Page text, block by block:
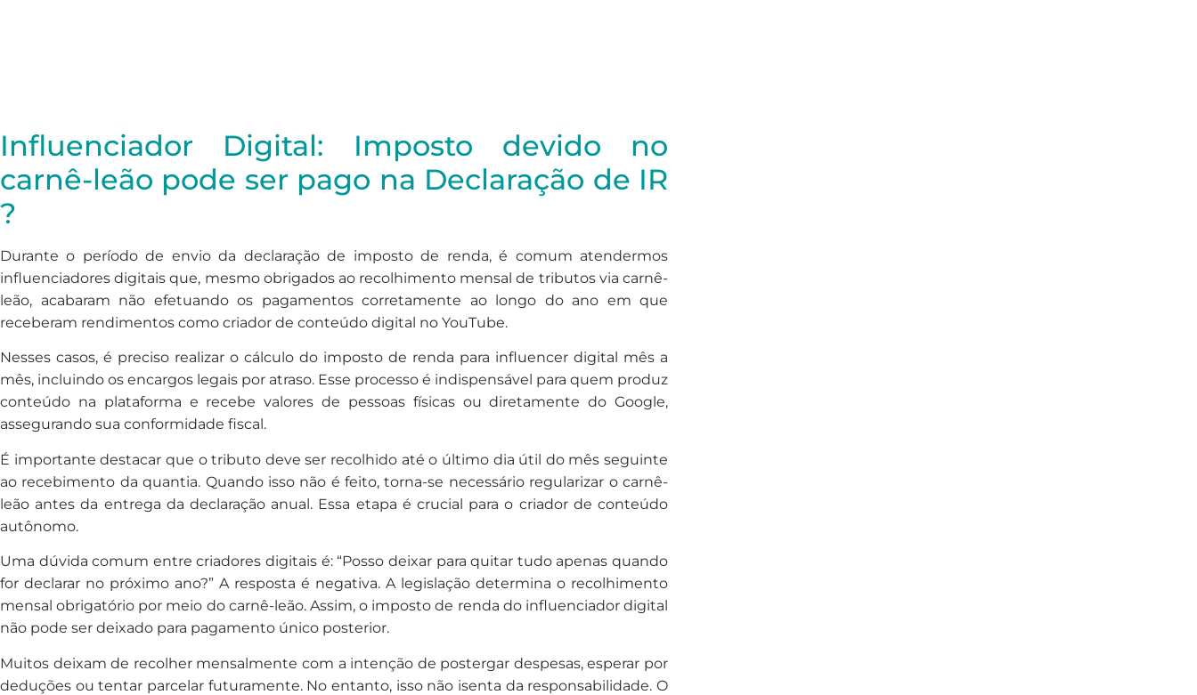
Influenciador Digital: Imposto devido no
carnê-leão pode ser pago na Declaração de IR
?
Durante o período de envio da declaração de imposto de renda, é comum atendermos
influenciadores digitais que, mesmo obrigados ao recolhimento mensal de tributos via carnê-
leão, acabaram não efetuando os pagamentos corretamente ao longo do ano em que
receberam rendimentos como criador de conteúdo digital no YouTube.
Nesses casos, é preciso realizar o cálculo do imposto de renda para influencer digital mês a
mês, incluindo os encargos legais por atraso. Esse processo é indispensável para quem produz
conteúdo na plataforma e recebe valores de pessoas físicas ou diretamente do Google,
assegurando sua conformidade fiscal.
É importante destacar que o tributo deve ser recolhido até o último dia útil do mês seguinte
ao recebimento da quantia. Quando isso não é feito, torna-se necessário regularizar o carnê-
leão antes da entrega da declaração anual. Essa etapa é crucial para o criador de conteúdo
autônomo.
Uma dúvida comum entre criadores digitais é: “Posso deixar para quitar tudo apenas quando
for declarar no próximo ano?” A resposta é negativa. A legislação determina o recolhimento
mensal obrigatório por meio do carnê-leão. Assim, o imposto de renda do influenciador digital
não pode ser deixado para pagamento único posterior.
Muitos deixam de recolher mensalmente com a intenção de postergar despesas, esperar por
deduções ou tentar parcelar futuramente. No entanto, isso não isenta da responsabilidade. O